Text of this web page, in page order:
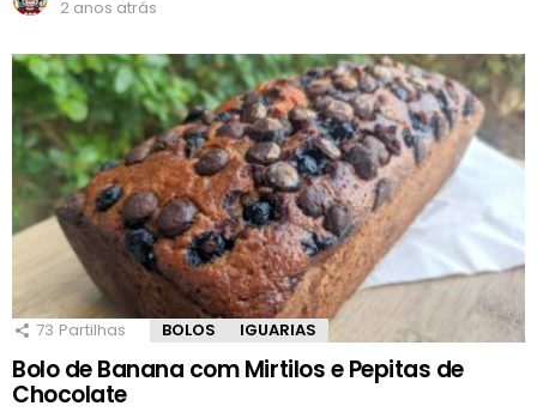
2 anos atrás
73 Partilhas BOLOS IGUARIAS
Bolo de Banana com Mirtilos e Pepitas de
Chocolate